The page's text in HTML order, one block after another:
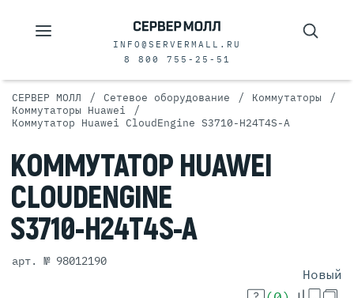
INFO@SERVERMALL.RU
8 800 755-25-51
СЕРВЕР МОЛЛ / Сетевое оборудование / Коммутаторы /
Коммутаторы Huawei /
Коммутатор Huawei CloudEngine S3710-H24T4S-A
КОММУТАТОР HUAWEI
CLOUDENGINE
S3710-H24T4S-A
арт. № 98012190
Новый